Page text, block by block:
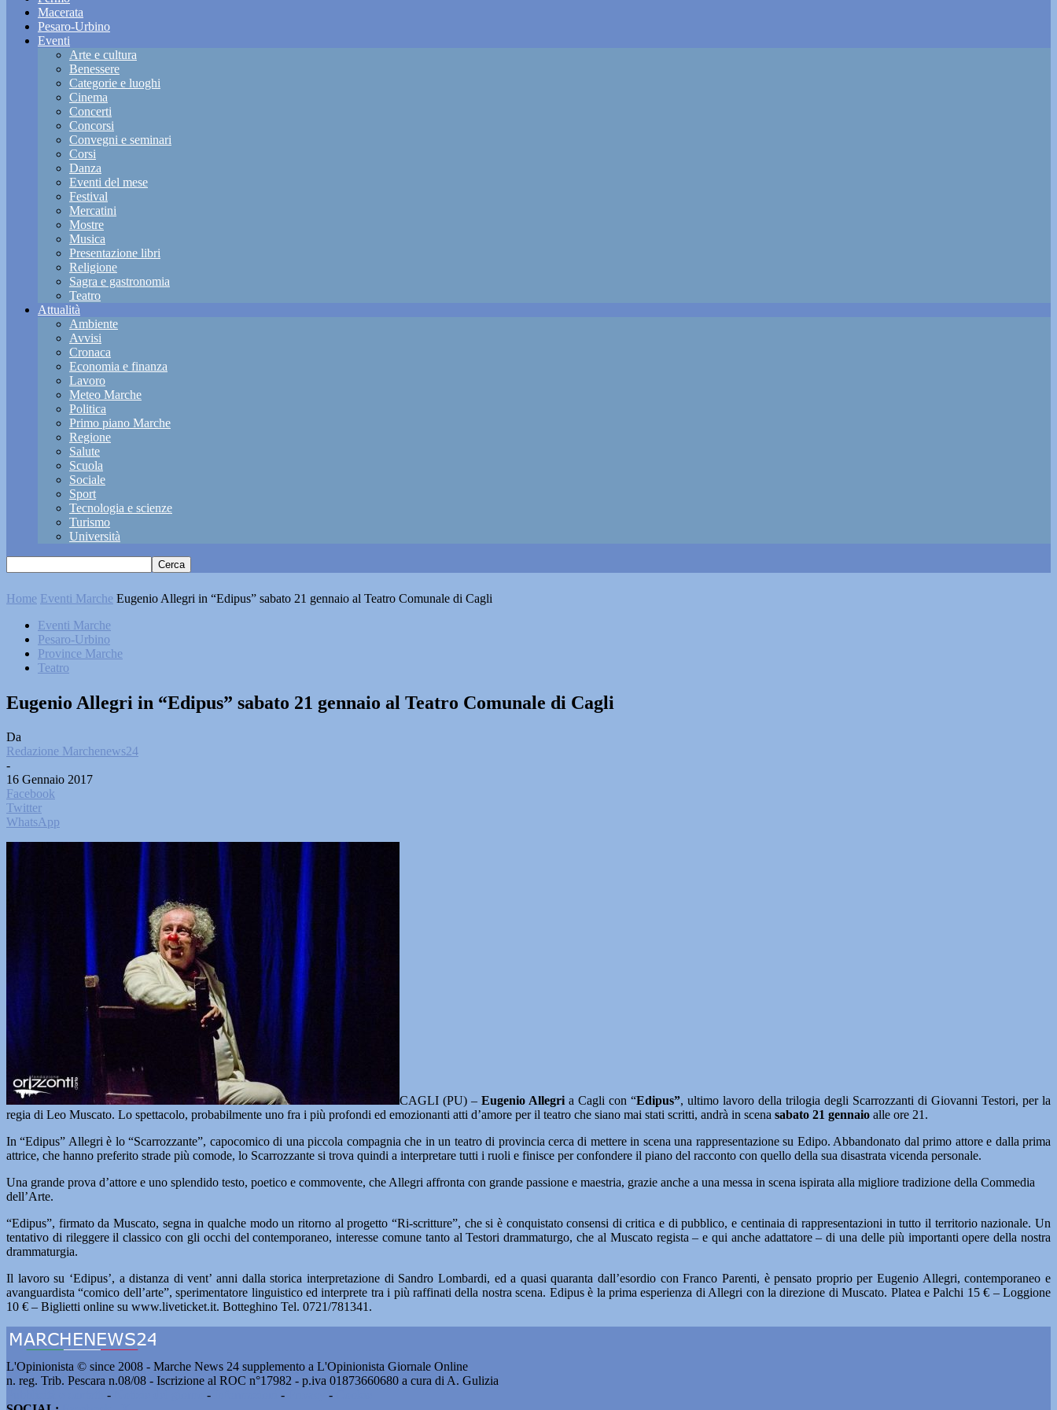
Macerata
Pesaro-Urbino
Eventi
Arte e cultura
Benessere
Categorie e luoghi
Cinema
Concerti
Concorsi
Convegni e seminari
Corsi
Danza
Eventi del mese
Festival
Mercatini
Mostre
Musica
Presentazione libri
Religione
Sagra e gastronomia
Teatro
Attualità
Ambiente
Avvisi
Cronaca
Economia e finanza
Lavoro
Meteo Marche
Politica
Primo piano Marche
Regione
Salute
Scuola
Sociale
Sport
Tecnologia e scienze
Turismo
Università
Home Eventi Marche Eugenio Allegri in “Edipus” sabato 21 gennaio al Teatro Comunale di Cagli
Eventi Marche
Pesaro-Urbino
Province Marche
Teatro
Eugenio Allegri in “Edipus” sabato 21 gennaio al Teatro Comunale di Cagli
Da
Redazione Marchenews24
-
16 Gennaio 2017
Facebook
Twitter
WhatsApp
CAGLI (PU) – Eugenio Allegri a Cagli con “Edipus”, ultimo lavoro della trilogia degli Scarrozzanti di Giovanni Testori, per la
regia di Leo Muscato. Lo spettacolo, probabilmente uno fra i più profondi ed emozionanti atti d’amore per il teatro che siano mai stati scritti, andrà in scena sabato 21 gennaio alle ore 21.
In “Edipus” Allegri è lo “Scarrozzante”, capocomico di una piccola compagnia che in un teatro di provincia cerca di mettere in scena una rappresentazione su Edipo. Abbandonato dal primo attore e dalla prima
attrice, che hanno preferito strade più comode, lo Scarrozzante si trova quindi a interpretare tutti i ruoli e finisce per confondere il piano del racconto con quello della sua disastrata vicenda personale.
Una grande prova d’attore e uno splendido testo, poetico e commovente, che Allegri affronta con grande passione e maestria, grazie anche a una messa in scena ispirata alla migliore tradizione della Commedia
dell’Arte.
“Edipus”, firmato da Muscato, segna in qualche modo un ritorno al progetto “Ri-scritture”, che si è conquistato consensi di critica e di pubblico, e centinaia di rappresentazioni in tutto il territorio nazionale. Un
tentativo di rileggere il classico con gli occhi del contemporaneo, interesse comune tanto al Testori drammaturgo, che al Muscato regista – e qui anche adattatore – di una delle più importanti opere della nostra
drammaturgia.
Il lavoro su ‘Edipus’, a distanza di vent’ anni dalla storica interpretazione di Sandro Lombardi, ed a quasi quaranta dall’esordio con Franco Parenti, è pensato proprio per Eugenio Allegri, contemporaneo e
avanguardista “comico dell’arte”, sperimentatore linguistico ed interprete tra i più raffinati della nostra scena. Edipus è la prima esperienza di Allegri con la direzione di Muscato. Platea e Palchi 15 € – Loggione
10 € – Biglietti online su www.liveticket.it. Botteghino Tel. 0721/781341.
L'Opinionista © since 2008 - Marche News 24 supplemento a L'Opinionista Giornale Online
n. reg. Trib. Pescara n.08/08 - Iscrizione al ROC n°17982 - p.iva 01873660680 a cura di A. Gulizia
- - - -